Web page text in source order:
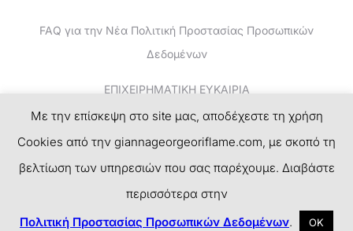
FAQ για την Νέα Πολιτική Προστασίας Προσωπικών
Δεδομένων
ΕΠΙΧΕΙΡΗΜΑΤΙΚΗ ΕΥΚΑΙΡΙΑ
ΚΕΡΔΙΣΤΕ ΧΡΗΜΑΤΑ-ΤΟ ΝΕΟ SUCCESS PLAN
a
n
w
i
Με την επίσκεψη στο site μας, αποδέχεστε τη χρήση
Cookies από την giannageorgeoriflame.com, με σκοπό τη
βελτίωση των υπηρεσιών που σας παρέχουμε. Διαβάστε
περισσότερα στην
Πολιτική Προστασίας Προσωπικών Δεδομένων. ΟΚ